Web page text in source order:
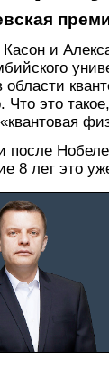
и
области
это
после
8 лет это